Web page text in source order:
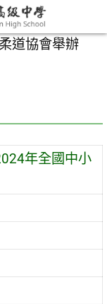
道協會舉辦
年全國中小